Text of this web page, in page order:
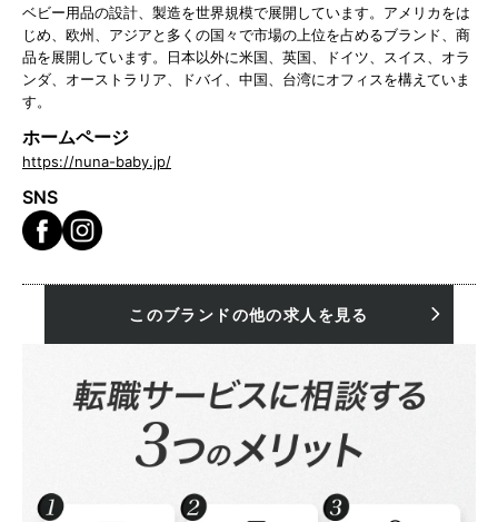
ベビー用品の設計、製造を世界規模で展開しています。アメリカをは
じめ、欧州、アジアと多くの国々で市場の上位を占めるブランド、商
品を展開しています。日本以外に米国、英国、ドイツ、スイス、オラ
ンダ、オーストラリア、ドバイ、中国、台湾にオフィスを構えていま
す。
ホームページ
https://nuna-baby.jp/
SNS
このブランドの他の求人を見る